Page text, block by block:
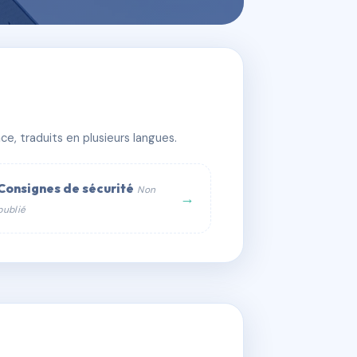
traduits en plusieurs langues.
de sécurité Non
→